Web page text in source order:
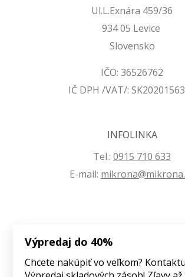
Ul.L.Exnára 459/36
934 05 Levice
Slovensko
IČO: 36526762
IČ DPH /VAT/:
INFOLINKA
Tel.: 0915 710 633
E-mail:
VŠETKO O NÁKUPE
Obchodné podmienky
Výpredaj do 40%
Chcete nakúpiť vo veľkom?